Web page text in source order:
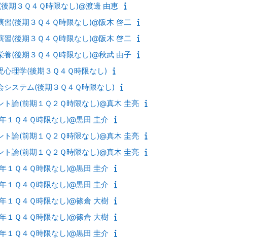
期３Ｑ４Ｑ時限なし)@渡邊 由恵
(後期３Ｑ４Ｑ時限なし)@阪木 啓二
(後期３Ｑ４Ｑ時限なし)@阪木 啓二
(後期３Ｑ４Ｑ時限なし)@秋武 由子
理学(後期３Ｑ４Ｑ時限なし)
ステム(後期３Ｑ４Ｑ時限なし)
論(前期１Ｑ２Ｑ時限なし)@真木 圭亮
１Ｑ４Ｑ時限なし)@黒田 圭介
論(前期１Ｑ２Ｑ時限なし)@真木 圭亮
論(前期１Ｑ２Ｑ時限なし)@真木 圭亮
１Ｑ４Ｑ時限なし)@黒田 圭介
１Ｑ４Ｑ時限なし)@黒田 圭介
１Ｑ４Ｑ時限なし)@篠倉 大樹
１Ｑ４Ｑ時限なし)@篠倉 大樹
１Ｑ４Ｑ時限なし)@黒田 圭介